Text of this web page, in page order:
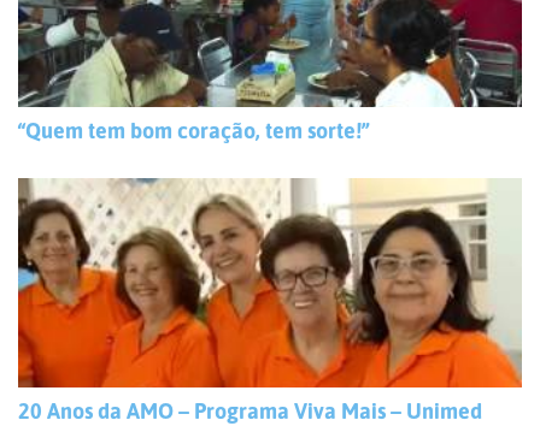
“Quem tem bom coração, tem sorte!”
20 Anos da AMO – Programa Viva Mais – Unimed